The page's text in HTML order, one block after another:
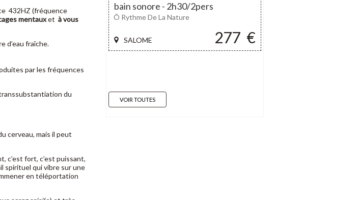
432HZ (fréquence
mentauxet à vous
d’eau fraîche.
par les fréquences
du
cerveau, mais il peut
c’est fort, c’est puissant,
spirituel qui vibre sur une
en téléportation
bain sonore - 2h30/2pers
277 €
SALOME
Ô Rythme De La Nature
VOIR TOUTES